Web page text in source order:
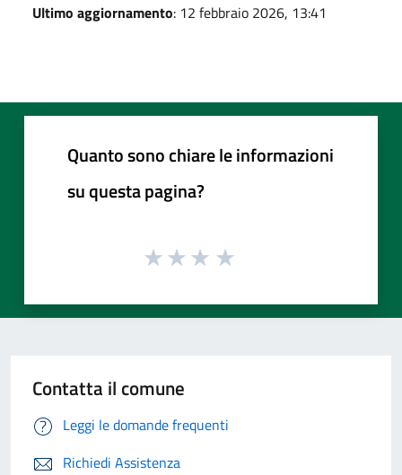
Ultimo aggiornamento: 12 febbraio 2026, 13:41
Quanto sono chiare le informazioni
su questa pagina?
Contatta il comune
Leggi le domande frequenti
Richiedi Assistenza